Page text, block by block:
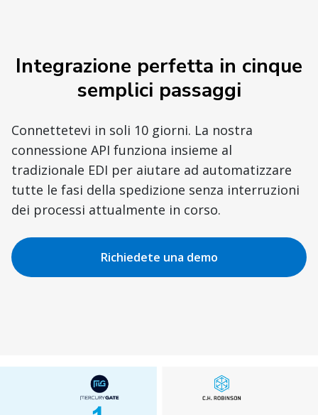
Integrazione perfetta in cinque
semplici passaggi
Connettetevi in soli 10 giorni. La nostra
connessione API funziona insieme al
tradizionale EDI per aiutare ad automatizzare
tutte le fasi della spedizione senza interruzioni
dei processi attualmente in corso.
Richiedete una demo